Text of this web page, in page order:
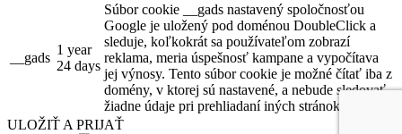
__gads
1 year
24 days
Súbor cookie __gads nastavený spoločnosťou
Google je uložený pod doménou DoubleClick a
sleduje, koľkokrát sa používateľom zobrazí
reklama, meria úspešnosť kampane a vypočítava
jej výnosy. Tento súbor cookie je možné čítať iba z
domény, v ktorej sú nastavené, a nebude sledovať
žiadne údaje pri prehliadaní iných stránok.
ULOŽIŤ A PRIJAŤ